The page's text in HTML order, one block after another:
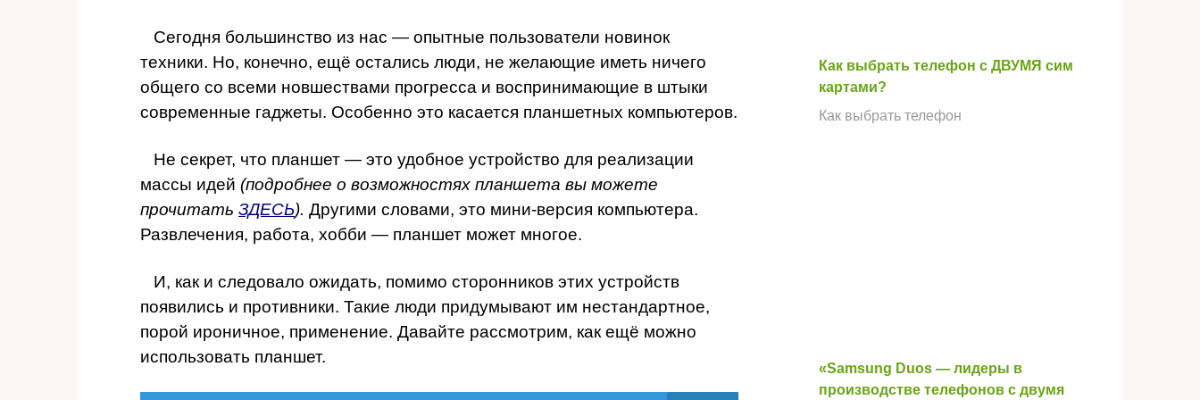
Сегодня большинство из нас — опытные пользователи новинок
техники. Но, конечно, ещё остались люди, не желающие иметь ничего
общего со всеми новшествами прогресса и воспринимающие в штыки
современные гаджеты. Особенно это касается планшетных компьютеров.
Не секрет, что планшет — это удобное устройство для реализации
массы идей (подробнее о возможностях планшета вы можете
прочитать ЗДЕСЬ). Другими словами, это мини-версия компьютера.
Развлечения, работа, хобби — планшет может многое.
И, как и следовало ожидать, помимо сторонников этих устройств
появились и противники. Такие люди придумывают им нестандартное,
порой ироничное, применение. Давайте рассмотрим, как ещё можно
использовать планшет.
Как выбрать телефон с ДВУМЯ сим
картами?
Как выбрать телефон
«Samsung Duos — лидеры в
производстве телефонов с двумя